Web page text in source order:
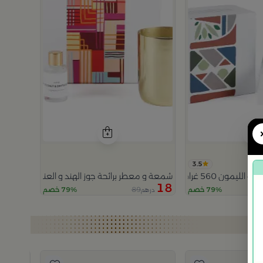
3.5
560 غرام من ارورا
79% خصم
شمعة و معطر برائحة جوز الهند و العنبر مجموعة
18 درهم89 79% خصم